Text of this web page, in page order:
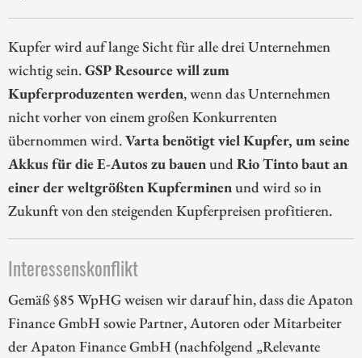
Kupfer wird auf lange Sicht für alle drei Unternehmen
wichtig sein.GSP Resource will zum
Kupferproduzenten werden, wenn das Unternehmen
nicht vorher von einem großen Konkurrenten
übernommen wird.Varta benötigt viel Kupfer, um seine
Akkus für die E-Autos zu bauenundRio Tinto baut an
einer der weltgrößten Kupferminenund wird so in
Zukunft von den steigenden Kupferpreisen profitieren.
Interessenskonflikt
Gemäß §85 WpHG weisen wir darauf hin, dass die Apaton
Finance GmbH sowie Partner, Autoren oder Mitarbeiter
der Apaton Finance GmbH (nachfolgend „Relevante